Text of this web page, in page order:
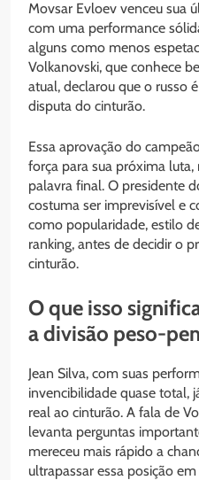
Movsar Evloev venceu sua
com uma performance
alguns como menos
Volkanovski, que conhece
atual, declarou que o russo
disputa do cinturão.
Essa aprovação do
força para sua próxima
palavra final. O presidente
costuma ser imprevisível e
como popularidade, estilo
ranking, antes de decidir o
cinturão.
O que isso
a divisão peso-
Jean Silva, com suas
invencibilidade quase total,
real ao cinturão. A fala de
levanta perguntas
mereceu mais rápido a
ultrapassar essa posição